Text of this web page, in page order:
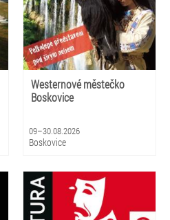
Westernové městečko
Boskovice
09–30.08.2026
Boskovice